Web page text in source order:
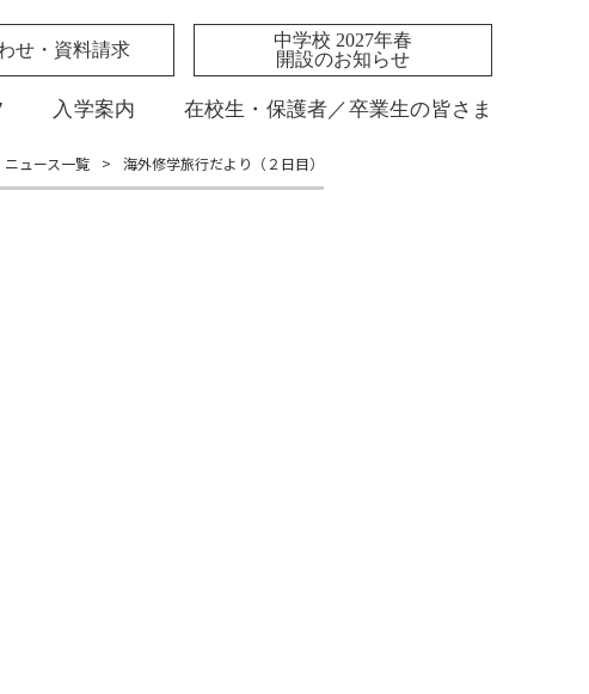
せ・資料請求
中学校 2027年春
開設のお知らせ
入学案内 在校生・保護者／卒業生の皆さま
ニュース一覧 > 海外修学旅行だより（２日目）